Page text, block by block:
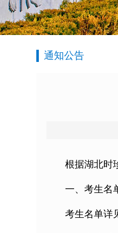
通知公告
根据湖北时
一、考生名
考生名单详